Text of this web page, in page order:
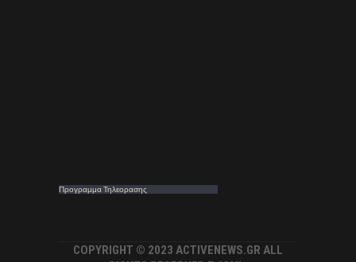
Προγραμμα Τηλεορασης
COPYRIGHT © 2023 ACTIVENEWS.GR ALL